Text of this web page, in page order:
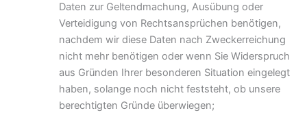
Daten zur Geltendmachung, Ausübung oder
Verteidigung von Rechtsansprüchen benötigen,
nachdem wir diese Daten nach Zweckerreichung
nicht mehr benötigen oder wenn Sie Widerspruch
aus Gründen Ihrer besonderen Situation eingelegt
haben, solange noch nicht feststeht, ob unsere
berechtigten Gründe überwiegen;